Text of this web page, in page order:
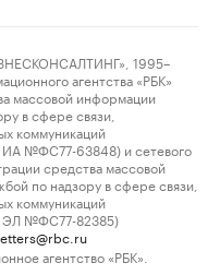
1995–
агентства «РБК»
массовой информации
в сфере связи,
коммуникаций
ИА №ФС77-63848) и сетевого
средства массовой
по надзору в сфере связи,
коммуникаций
ЭЛ №ФС77-82385)
агентство «РБК».